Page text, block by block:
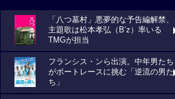
「八つ墓村」悪夢的な予告編解禁、
主題歌は松本孝弘（B’z）率いる
TMGが担当
フランシス・ンら出演。中年男たち
がボートレースに挑む「逆流の男た
ち」